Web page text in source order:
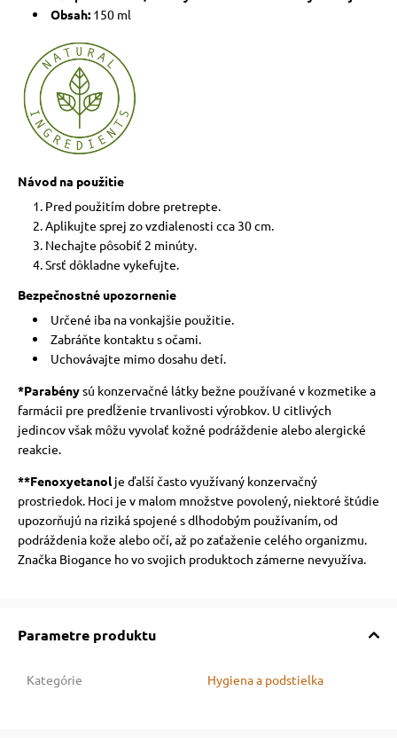
Obsah: 150 ml
Návod na použitie
Pred použitím dobre pretrepte.
Aplikujte sprej zo vzdialenosti cca 30 cm.
Nechajte pôsobiť 2 minúty.
Srsť dôkladne vykefujte.
Bezpečnostné upozornenie
Určené iba na vonkajšie použitie.
Zabráňte kontaktu s očami.
Uchovávajte mimo dosahu detí.
*Parabénysú konzervačné látky bežne používané v kozmetike a
farmácii pre predĺženie trvanlivosti výrobkov. U citlivých
jedincov však môžu vyvolať kožné podráždenie alebo alergické
reakcie.
**Fenoxyetanolje ďalší často využívaný konzervačný
prostriedok. Hoci je v malom množstve povolený, niektoré štúdie
upozorňujú na riziká spojené s dlhodobým používaním, od
podráždenia kože alebo očí, až po zaťaženie celého organizmu.
Značka Biogance ho vo svojich produktoch zámerne nevyužíva.
Parametre produktu
Kategórie Hygiena a podstielka